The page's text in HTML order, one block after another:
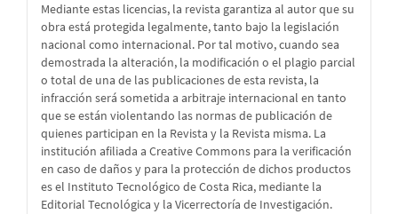
Mediante estas licencias, la revista garantiza al autor que su
obra está protegida legalmente, tanto bajo la legislación
nacional como internacional. Por tal motivo, cuando sea
demostrada la alteración, la modificación o el plagio parcial
o total de una de las publicaciones de esta revista, la
infracción será sometida a arbitraje internacional en tanto
que se están violentando las normas de publicación de
quienes participan en la Revista y la Revista misma. La
institución afiliada a Creative Commons para la verificación
en caso de daños y para la protección de dichos productos
es el Instituto Tecnológico de Costa Rica, mediante la
Editorial Tecnológica y la Vicerrectoría de Investigación.